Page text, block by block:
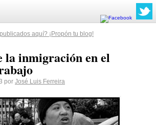
aquí? ¡Propón tu blog!
la inmigración en el
por José Luis Ferreira